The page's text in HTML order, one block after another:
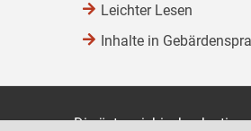
Leichter Lesen
Inhalte in
Die österreichische Justiz